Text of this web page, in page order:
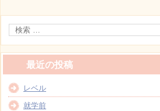
最近の投稿
レベル
就学前